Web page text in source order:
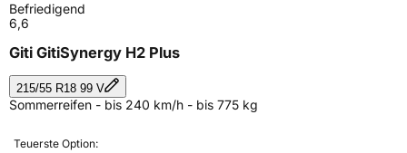
Befriedigend
6,6
Giti GitiSynergy H2 Plus
215/55 R18 99 V
Sommerreifen - bis 240 km/h - bis 775 kg
Teuerste Option: